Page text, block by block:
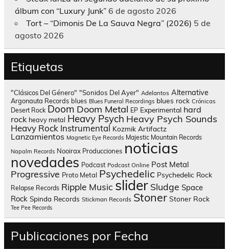
álbum con “Luxury Junk” 6 de agosto 2026
Tort – “Dimonis De La Sauva Negra” (2026) 5 de
agosto 2026
Etiquetas
"Clásicos Del Género" "Sonidos Del Ayer" Adelantos Alternative
Argonauta Records blues Blues Funeral Recordings blues rock Crónicas
Desert Rock Doom Doom Metal EP Experimental hard
rock heavy metal Heavy Psych Heavy Psych Sounds
Heavy Rock Instrumental Kozmik Artifactz
Lanzamientos Magnetic Eye Records Majestic Mountain Records
Napalm Records Nooirax Producciones noticias
novedades Podcast Podcast Online Post Metal
Progressive Proto Metal Psychedelic Psychedelic Rock
Relapse Records Ripple Music slider Sludge Space
Rock Spinda Records Stickman Records Stoner Stoner Rock
Tee Pee Records
Publicaciones por Fecha